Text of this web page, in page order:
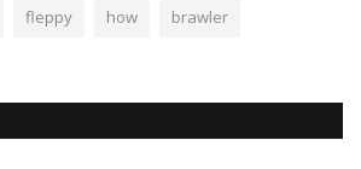
fleppy how brawler